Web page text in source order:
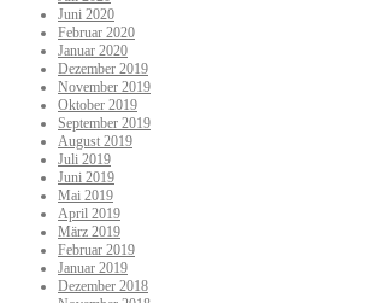
Juni 2020
Februar 2020
Januar 2020
Dezember 2019
November 2019
Oktober 2019
September 2019
August 2019
Juli 2019
Juni 2019
Mai 2019
April 2019
März 2019
Februar 2019
Januar 2019
Dezember 2018